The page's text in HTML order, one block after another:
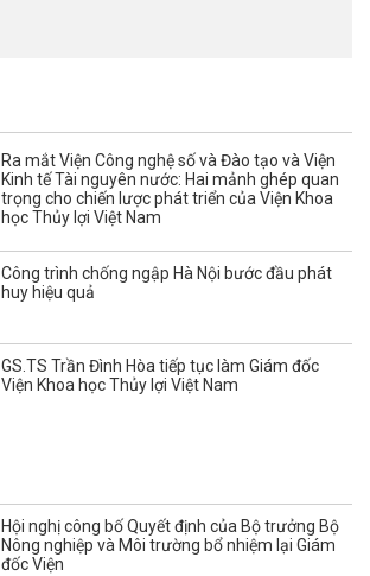
Ra mắt Viện Công nghệ số và Đào tạo và Viện
Kinh tế Tài nguyên nước: Hai mảnh ghép quan
trọng cho chiến lược phát triển của Viện Khoa
học Thủy lợi Việt Nam
Công trình chống ngập Hà Nội bước đầu phát
huy hiệu quả
GS.TS Trần Đình Hòa tiếp tục làm Giám đốc
Viện Khoa học Thủy lợi Việt Nam
Hội nghị công bố Quyết định của Bộ trưởng Bộ
Nông nghiệp và Môi trường bổ nhiệm lại Giám
đốc Viện